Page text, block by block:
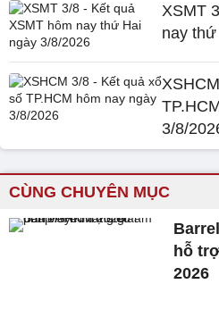
XSMT
nay
3/8/
CÙNG CHUYÊN MỤC
hỗ
2026